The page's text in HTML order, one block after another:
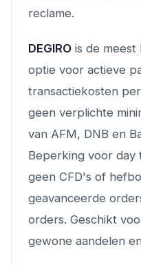
reclame.
DEGIRO is de
optie voor actieve
transactiekosten
geen verplichte
van AFM, DNB en
Beperking voor day
geen CFD's of
geavanceerde
orders. Geschikt
gewone aandelen